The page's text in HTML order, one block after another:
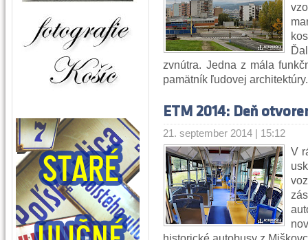
zvnútra. Jedna z mála
pamätník ľudovej
ETM 2014: Deň
21. september 2014 | 15:12
V